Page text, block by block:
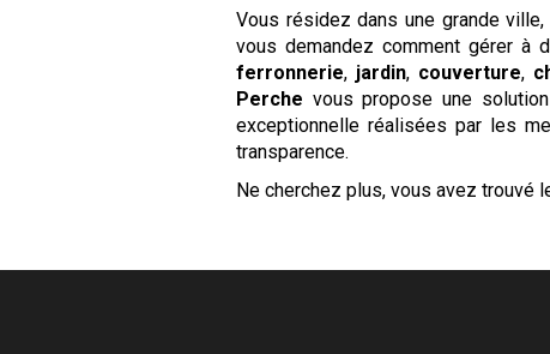
Vous résidez dans une grande
vous demandez comment gérer à
ferronnerie, jardin, couverture,
Perche vous propose une
exceptionnelle réalisées par les
transparence.
Ne cherchez plus, vous avez trouvé